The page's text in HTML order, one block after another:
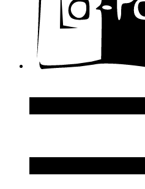
DSquared2
Dupont S.T.
Echosline
Elie Saab
Elizabeth Arden
Emanuel Ungaro
Emilio Pucci